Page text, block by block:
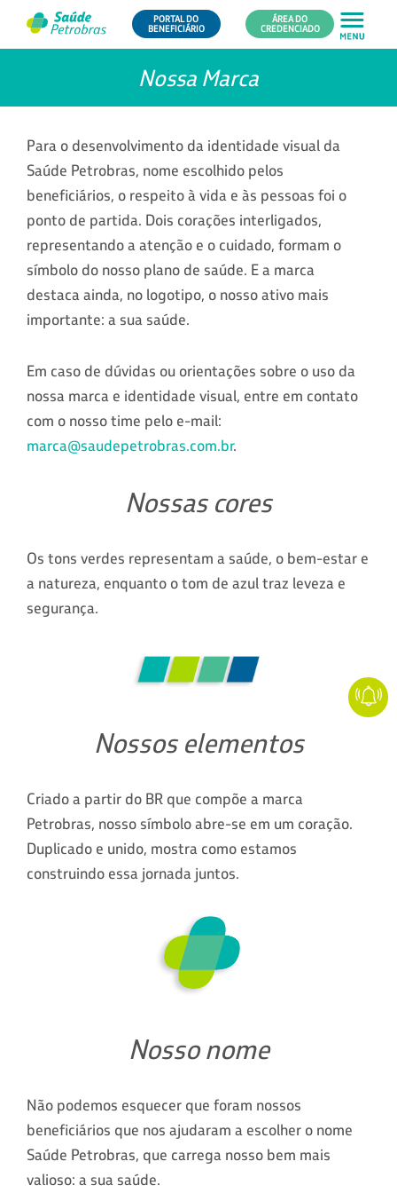
PORTAL DO
BENEFICIÁRIO
ÁREA DO
CREDENCIADO
Nossa Marca
Para o desenvolvimento da identidade visual da
Saúde Petrobras, nome escolhido pelos
beneficiários, o respeito à vida e às pessoas foi o
ponto de partida. Dois corações interligados,
representando a atenção e o cuidado, formam o
símbolo do nosso plano de saúde. E a marca
destaca ainda, no logotipo, o nosso ativo mais
importante: a sua saúde.
Em caso de dúvidas ou orientações sobre o uso da
nossa marca e identidade visual, entre em contato
com o nosso time pelo e-mail:
marca@saudepetrobras.com.br.
Nossas cores
Os tons verdes representam a saúde, o bem-estar e
a natureza, enquanto o tom de azul traz leveza e
segurança.
Nossos elementos
Criado a partir do BR que compõe a marca
Petrobras, nosso símbolo abre-se em um coração.
Duplicado e unido, mostra como estamos
construindo essa jornada juntos.
Nosso nome
Não podemos esquecer que foram nossos
beneficiários que nos ajudaram a escolher o nome
Saúde Petrobras, que carrega nosso bem mais
valioso: a sua saúde.